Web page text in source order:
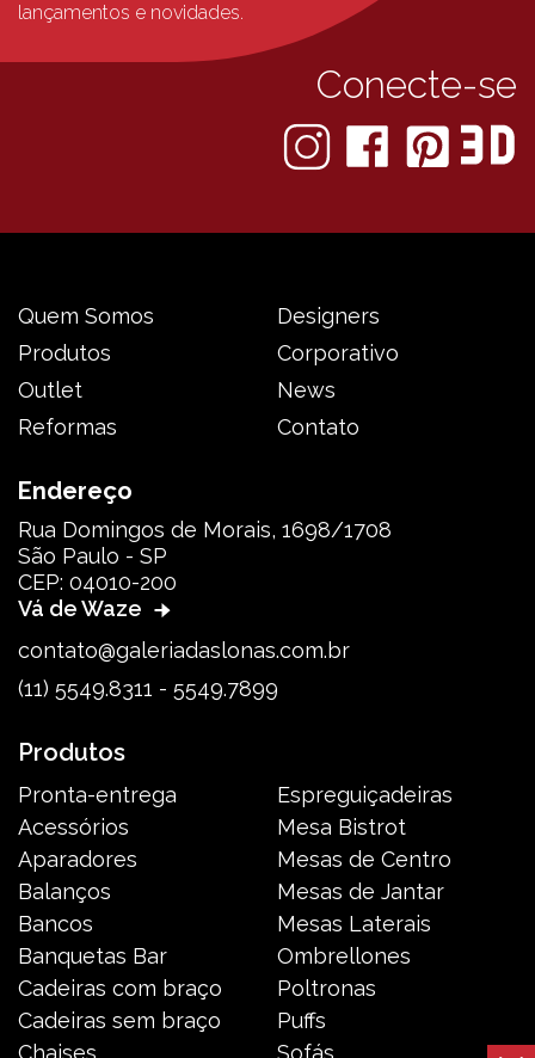
lançamentos e novidades.
Conecte-se
Quem Somos
Produtos
Outlet
Reformas
Designers
Corporativo
News
Contato
Endereço
Rua Domingos de Morais, 1698/1708
São Paulo - SP
CEP: 04010-200
Vá de Waze
contato@galeriadaslonas.com.br
(11) 5549.8311 - 5549.7899
Produtos
Pronta-entrega
Acessórios
Aparadores
Balanços
Bancos
Banquetas Bar
Cadeiras com braço
Cadeiras sem braço
Chaises
Espreguiçadeiras
Mesa Bistrot
Mesas de Centro
Mesas de Jantar
Mesas Laterais
Ombrellones
Poltronas
Puffs
Sofás